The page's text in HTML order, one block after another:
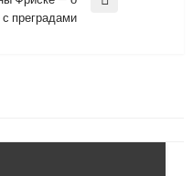
преградами